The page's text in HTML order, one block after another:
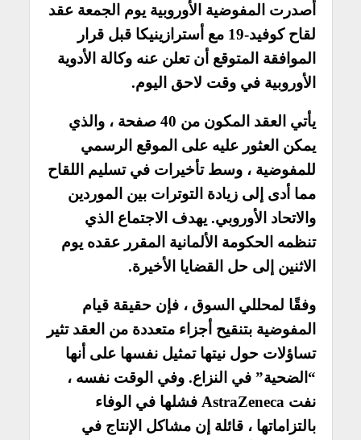
أصدرت المفوضية الأوروبية يوم الجمعة عقد
لقاح كوفيد-19 مع
أسترازينيكاقبل قرار
الموافقة المتوقع أن تعلن عنه وكالة الأدوية
الأوروبية في وقت لاحق اليوم.
يأتي العقد المكون من 40 صفحة ، والذي
يمكن العثور عليه على الموقع الرسمي
للمفوضية ، وسط تأخيرات في تسليم اللقاح
مما أدى إلى زيادة التوترات بين الموردين
والاتحاد الأوروبي. يهدف الاجتماع الذي
تنظمه الحكومة الألمانية المقرر عقده يوم
الاثنين إلى حل القضايا الأخيرة.
وفقًا لمحللي السوق ، فإن حقيقة قيام
المفوضية بتنقيح أجزاء متعددة من العقد تثير
تساؤلات حول نيتها تمثيل نفسها على أنها
“الضحية” في النزاع. وفي الوقت نفسه ،
نفت AstraZeneca فشلها في الوفاء
بالتزاماتها ، قائلة إن مشاكل الإنتاج في